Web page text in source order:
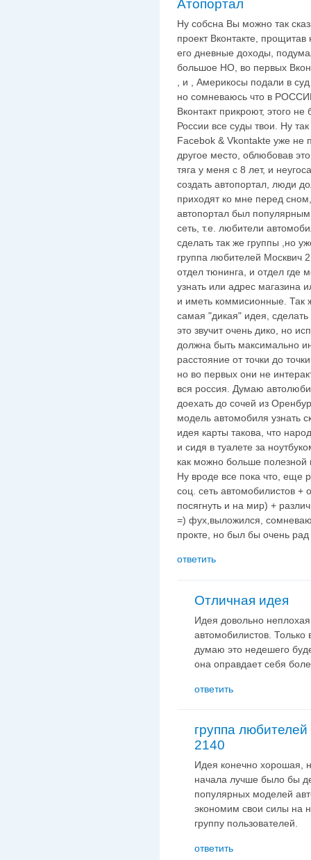
Атопортал
Ну собсна Вы можно так
проект Вконтакте,
его дневные доходы,
большое НО, во первых
, и , Америкосы подали в
но сомневаюсь что в
Вконтакт прикроют, этого
России все суды твои. Ну
Facebok & Vkontakte уже не
другое место, облюбовав
тяга у меня с 8 лет, и
создать автопортал, люди
приходят ко мне перед
автопортал был
сеть, т.е. любители
сделать так же группы ,но
группа любителей Москвич
отдел тюнинга, и отдел где
узнать или адрес магазина
и иметь коммисионные. Так
самая "дикая" идея,
это звучит очень дико, но
должна быть максимально
расстояние от точки до
но во первых они не
вся россия. Думаю
доехать до сочей из
модель автомобиля узнать
идея карты такова, что
и сидя в туалете за
как можно больше
Ну вроде все пока что, еще
соц. сеть автомобилистов +
посягнуть и на мир) +
=) фух,выложился,
прокте, но был бы очень
ответить
Отличная идея
Идея довольно
автомобилистов. Только
думаю это недешего
она оправдает себя
ответить
группа
2140
Идея конечно хорошая,
начала лучше было бы
популярных моделей
экономим свои силы на
группу пользователей.
ответить